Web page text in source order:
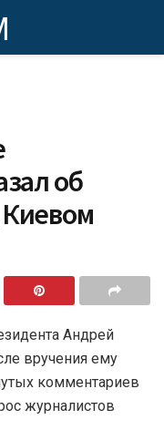
об
Андрей
вручения ему
комментариев
журналистов